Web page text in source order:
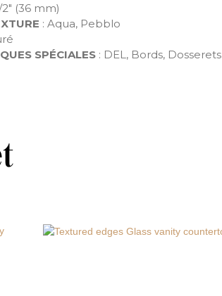
2" (36 mm)
: Aqua, Pebblo
SPÉCIALES : DEL, Bords, Dosserets